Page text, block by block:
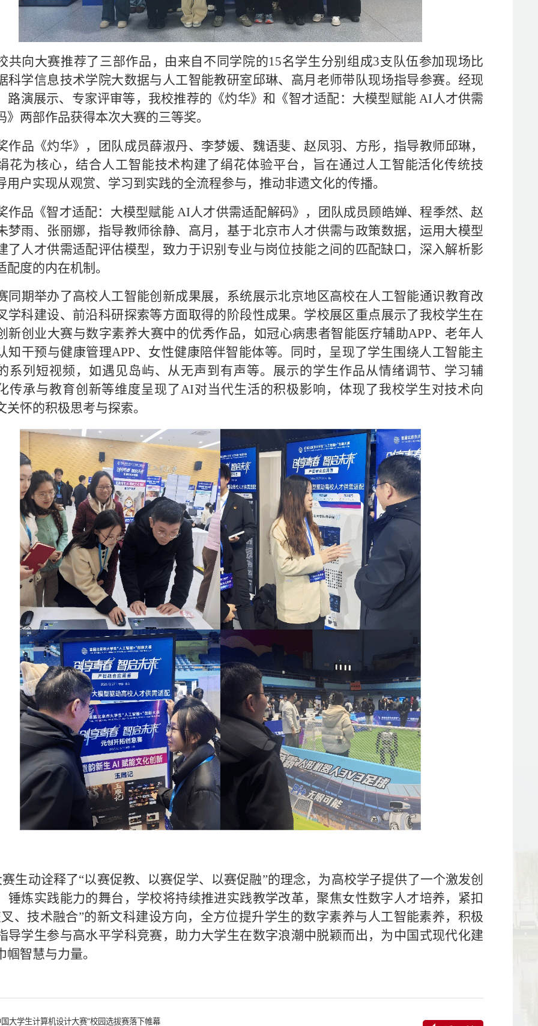
共向大赛推荐了三部作品，由来自不同学院的15名学生分别组成3支队伍参加现场比
科学信息技术学院大数据与人工智能教研室邱琳、高月老师带队现场指导参赛。经现
路演展示、专家评审等，我校推荐的 《灼华》和 《智才适配： 大模型赋能 AI人才供需
》 两部作品获得本次大赛的三等奖。
作品 《灼华》 ，团队 成员薛淑丹、李梦媛、魏语斐、赵凤羽、方彤 ，指导教师邱琳，
花为核心，结合人工智能技术构建了绢花体验平台，旨在通过人工智能活化传统技
用户实现从观赏、学习到实践的全流程参与，推动非遗文化的传播。
作品《智才适配： 大模型赋能 AI人才供需适配解码》，团队成员顾皓婵、程季然、赵
梦雨、张丽娜，指导教师徐静、高月， 基于北京市人才供需与政策数据，运用大模型
了人才供需适配评估模型 ， 致力于识别专业与岗位技能之间的匹配缺口，深入解析影
配度的内在机制。
同期举办了高校人工智能创新成果展，系统展示北京地区高校在人工智能通识教育改
学科建设、前沿科研探索等方面取得的阶段性成果。 学校展区重点展示了我校学生在
新创业大赛与数字素养大赛中的优秀作品， 如冠心病患者智能医疗辅助APP、老年人
知干预与健康管理APP、 女性健康陪伴智能体等。 同时， 呈现了学生围绕人工智能主
系列短视频 ，如遇见岛屿、从无声到有声等。展示的学生作品从情绪调节、学习辅
传承与教育创新等维度呈现了AI对当代生活的积极影响，体现了我校学生对技术向
关怀的积极思考与探索。
生动诠释了“以赛促教、以赛促学、以赛促融”的理念，为高校学子提供了一个激发创
锤炼实践能力的舞台，学校将持续推进实践教学改革，聚焦女性数字人才培养，紧扣
、技术融合”的新文科建设方向，全方位提升学生的数字素养与人工智能素养，积极
导学生参与高水平学科竞赛，助力大学生在数字浪潮中脱颖而出，为中国式现代化建
帼智慧与力量。
国大学生计算机设计大赛”校园选拔赛落下帷幕